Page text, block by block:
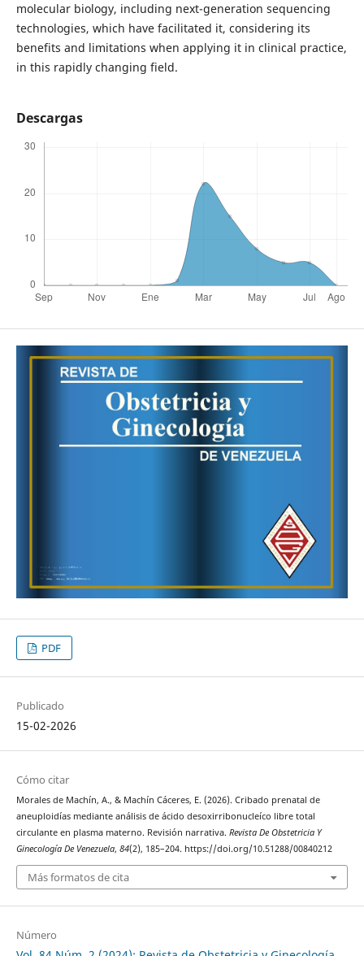
molecular biology, including next-generation sequencing
technologies, which have facilitated it, considering its
benefits and limitations when applying it in clinical practice,
in this rapidly changing field.
Descargas
PDF
Publicado
15-02-2026
Cómo citar
Morales de Machín, A., & Machín Cáceres, E. (2026). Cribado prenatal de
aneuploidías mediante análisis de ácido desoxirribonucleíco libre total
circulante en plasma materno. Revisión narrativa. Revista De Obstetricia Y
Ginecología De Venezuela, 84(2), 185–204. https://doi.org/10.51288/00840212
Más formatos de cita
Número